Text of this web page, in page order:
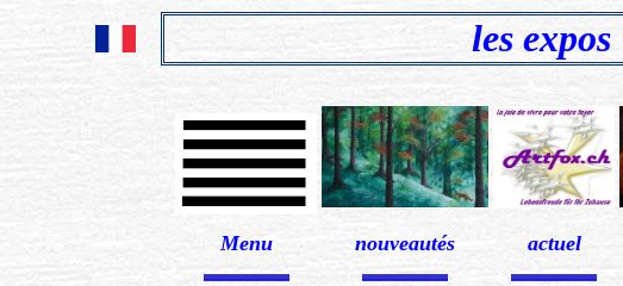
les expos
Menu nouveautés actuel